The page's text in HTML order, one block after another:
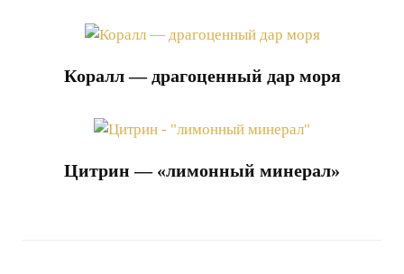
Коралл — драгоценный дар моря
Цитрин — «лимонный минерал»